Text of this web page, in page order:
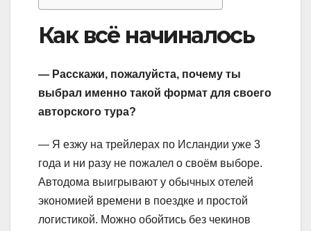
Как всё начиналось
— Расскажи, пожалуйста, почему ты
выбрал именно такой формат для своего
авторского тура?
— Я езжу на трейлерах по Исландии уже 3
года и ни разу не пожалел о своём выборе.
Автодома выигрывают у обычных отелей
экономией времени в поездке и простой
логистикой. Можно обойтись без чекинов